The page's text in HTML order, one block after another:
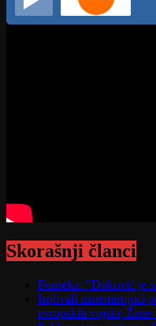
Skorašnji članci
Fonseka: "Đoković je
Isplivali uznemirujući
evropskih vojski; Žene